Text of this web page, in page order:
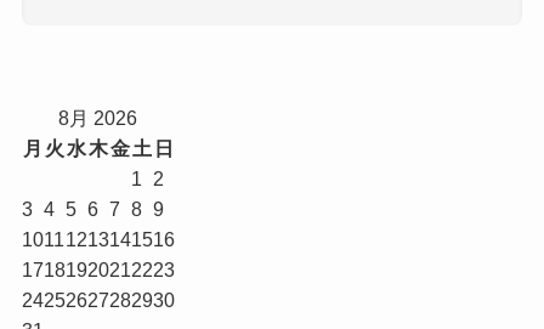
8月 2026
月 火 水木金土 日
1
2
3 4 5 6 7 8 9
10111213141516
17181920212223
24252627282930